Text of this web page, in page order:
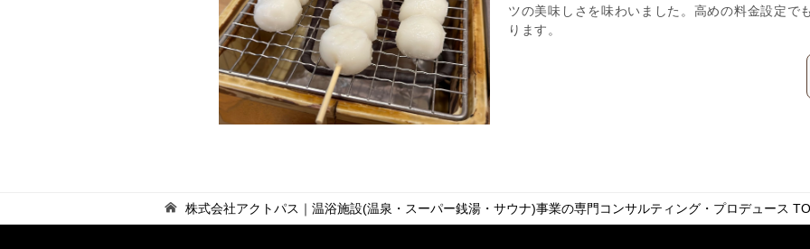
ツの美味しさを味わいました。高めの料金設定で
ります。
株式会社アクトパス｜温浴施設(温泉・スーパー銭湯・サウナ)事業の専門コンサルティング・プロデュース